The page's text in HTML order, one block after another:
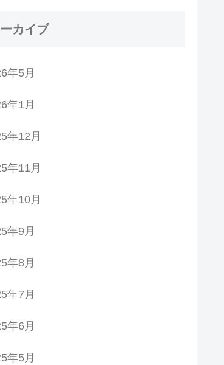
カイブ
年5月
年1月
年12月
年11月
年10月
年9月
年8月
年7月
年6月
年5月